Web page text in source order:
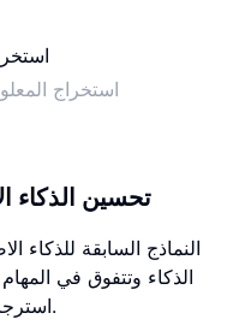
استخراج
تحسين الذكاء
النماذج السابقة للذكاء
الذكاء وتتفوق في
استرجاع المعرفة أو التحكم في المبيعات.